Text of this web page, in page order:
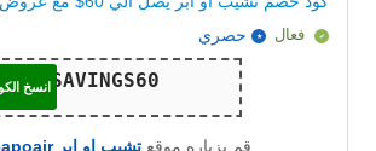
فعال حصري
انسخ
قم بزياره موقع تشيب او اير Cheapoair